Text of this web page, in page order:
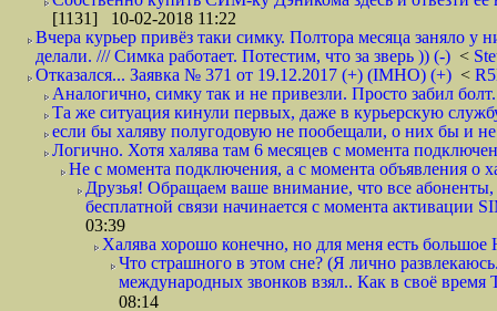
[1131] 10-02-2018 11:22
Вчера курьер привёз таки симку. Полтора месяца заняло
делали. /// Симка работает. Потестим, что за зверь )) (-) <
Отказался... Заявка № 371 от 19.12.2017 (+) (IMHO) (+) <
Аналогично, симку так и не привезли. Просто забил
Та же ситуация кинули первых, даже в курьерскую
если бы халяву полугодовую не пообещали, о них бы и
Логично. Хотя халява там 6 месяцев с момента
Не с момента подключения, а с момента объявления о
Друзья! Обращаем ваше внимание, что все
бесплатной связи начинается с момента
03:39
Халява хорошо конечно, но для меня есть
Что страшного в этом сне? (Я лично
международных звонков взял.. Как в своё
08:14